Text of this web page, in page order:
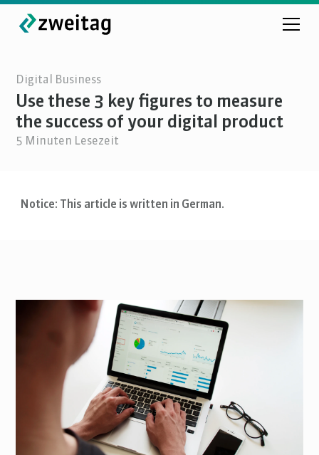
Digital Business
Use these 3 key figures to measure
the success of your digital product
5 Minuten Lesezeit
Notice: This article is written in German.